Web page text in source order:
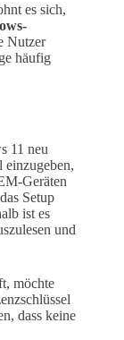
es sich,
Nutzer
häufig
11 neu
einzugeben,
Geräten
Setup
ist es
und
möchte
dass keine